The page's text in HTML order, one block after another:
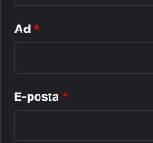
Ad *
E-posta *